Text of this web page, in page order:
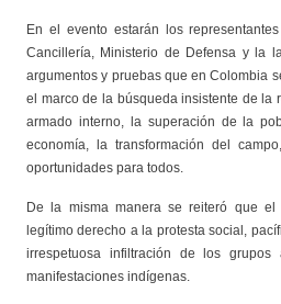
En el evento estarán los
Cancillería, Ministerio de Defensa y la
argumentos y pruebas que en Colombia
el marco de la búsqueda insistente de la
armado interno, la superación de la
economía, la transformación del
oportunidades para todos.
De la misma manera se reiteró que el
legítimo derecho a la protesta social,
irrespetuosa infiltración de los
manifestaciones indígenas.